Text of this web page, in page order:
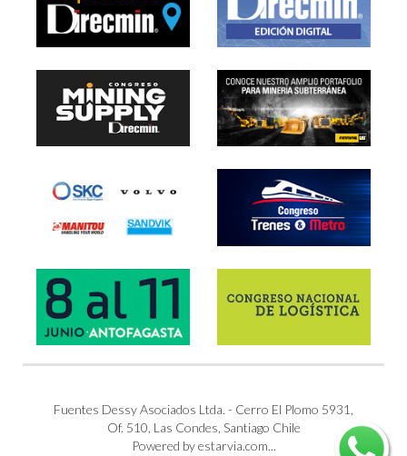
Fuentes Dessy Asociados Ltda. - Cerro El Plomo 5931,
Of. 510, Las Condes, Santiago Chile
Powered by estarvia.com...